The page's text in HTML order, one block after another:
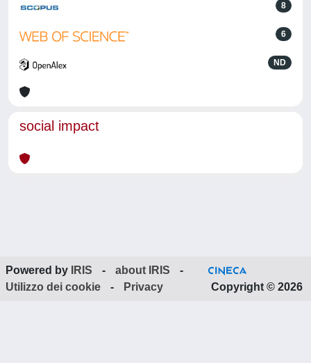
8
6
ND
social impact
Powered by IRIS - about IRIS
-
Utilizzo dei cookie
- Privacy Copyright © 2026